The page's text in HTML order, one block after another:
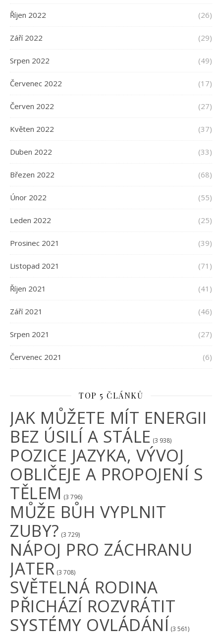
Říjen 2022 (26)
Září 2022 (29)
Srpen 2022 (49)
Červenec 2022 (17)
Červen 2022 (27)
Květen 2022 (37)
Duben 2022 (33)
Březen 2022 (68)
Únor 2022 (55)
Leden 2022 (25)
Prosinec 2021 (39)
Listopad 2021 (71)
Říjen 2021 (41)
Září 2021 (46)
Srpen 2021 (27)
Červenec 2021 (6)
TOP 5 ČLÁNKŮ
JAK MŮŽETE MÍT ENERGII
BEZ ÚSILÍ A STÁLE (3 938)
POZICE JAZYKA, VÝVOJ
OBLIČEJE A PROPOJENÍ S
TĚLEM (3 796)
MŮŽE BŮH VYPLNIT
ZUBY? (3 729)
NÁPOJ PRO ZÁCHRANU
JATER (3 708)
SVĚTELNÁ RODINA
PŘICHÁZÍ ROZVRÁTIT
SYSTÉMY OVLÁDÁNÍ (3 561)